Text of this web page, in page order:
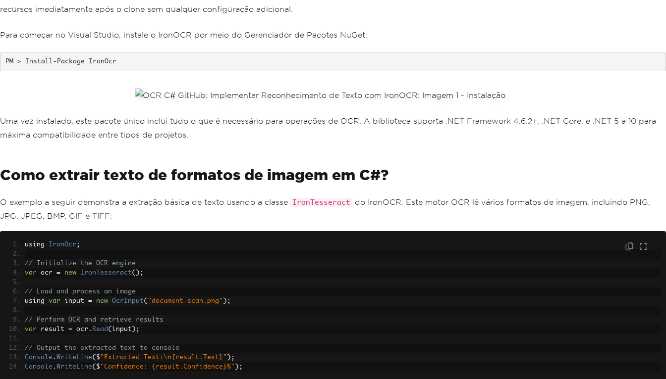
recursos imediatamente após o clone sem qualquer configuração adicional.
Para começar no Visual Studio, instale o IronOCR por meio do Gerenciador de Pacotes NuGet:
Install-Package IronOcr
Uma vez instalado, este pacote único inclui tudo o que é necessário para operações de OCR. A biblioteca suporta .NET Framework 4.6.2+, .NET Core, e .NET 5 a 10 para
máxima compatibilidade entre tipos de projetos.
Como extrair texto de formatos de imagem em C#?
O exemplo a seguir demonstra a extração básica de texto usando a classe IronTesseract
do IronOCR. Este motor OCR lê vários formatos de imagem, incluindo PNG,
JPG, JPEG, BMP, GIF e TIFF:
using IronOcr ;
// Initialize the OCR engine
var ocr = new IronTesseract();
// Load and process an image
using var input = new OcrInput( "document-scan.png" );
// Perform OCR and retrieve results
var result = ocr . Read ( input );
// Output the extracted text to console
Console . WriteLine( $ "Extracted Text:\n{result.Text}" );
Console . WriteLine( $ "Confidence: {result.Confidence}%" );